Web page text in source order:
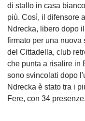
di stallo in casa
più. Così, il difensore
Ndrecka, libero dopo
firmato per una nuova
del Cittadella, club
che punta a risalire in
sono svincolati dopo
Ndrecka è stato tra i
Fere, con 34